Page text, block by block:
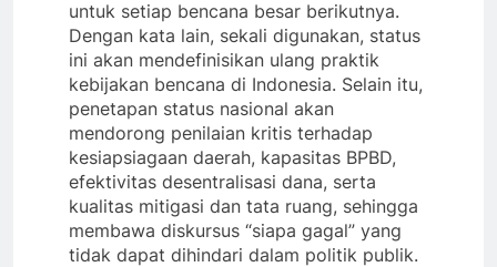
untuk setiap bencana besar berikutnya.
Dengan kata lain, sekali digunakan, status
ini akan mendefinisikan ulang praktik
kebijakan bencana di Indonesia. Selain itu,
penetapan status nasional akan
mendorong penilaian kritis terhadap
kesiapsiagaan daerah, kapasitas BPBD,
efektivitas desentralisasi dana, serta
kualitas mitigasi dan tata ruang, sehingga
membawa diskursus “siapa gagal” yang
tidak dapat dihindari dalam politik publik.